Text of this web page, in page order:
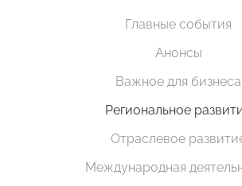
Главные события
Анонсы
Важное для бизнеса
Региональное
Отраслевое
Международная